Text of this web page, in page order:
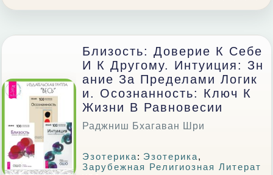
Близость: Доверие К Себе
И К Другому. Интуиция: Зн
Ание За Пределами Логик
И. Осознанность: Ключ К
Жизни В Равновесии
Раджниш Бхагаван Шри
Эзотерика: Эзотерика,
Зарубежная Религиозная Литерат